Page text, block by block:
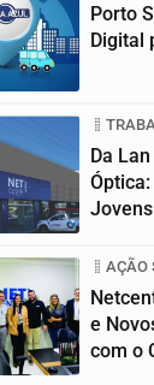
Porto
Digital
Da
AÇÃO
e
com o